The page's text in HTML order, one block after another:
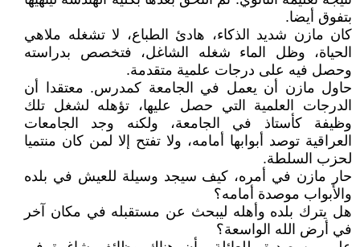
بتفوق أيضا.
كان مازن شديد الذكاء، هادئ الطباع، لا تشغله ملاهي
الحياة، وظل الماء شغله الشاغل، فتخصص بدراسته
وحصل فيه على درجات علمية متقدمة.
حاول مازن أن يعمل في الجامعة كمدرس. معتقدا أن
الدرجات العلمية التي حصل عليها، تؤهله لشغل تلك
وظيفة كأستاذ في الجامعة، ولكنه وجد الجامعات
العراقية توصد أبوابها أمامه، ولا تفتح إلا لمن كان منتميا
لحزب السلطة.
حار مازن في أمره، كيف سيجد وسيلة للعيش في بلده
والأبواب موصدة أمامه؟
هل يترك بلده وأهله ليبحث عن مستقبله في مكان آخر
في أرض الله الواسعة؟